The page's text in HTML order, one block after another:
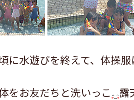
に水遊びを終えて、体操
をお友だちと洗いっこ 露